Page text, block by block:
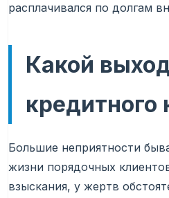
расплачивался по долгам
Какой
кредитного
Большие неприятности
жизни порядочных
взыскания, у жертв